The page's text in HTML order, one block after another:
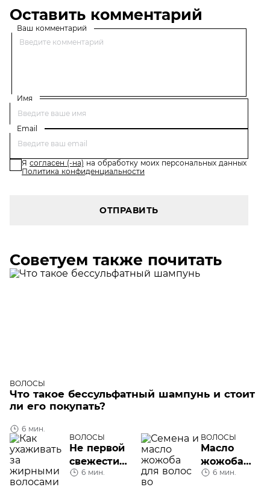
Оставить комментарий
Ваш комментарий
Имя
Email
Я согласен (-на) на обработку моих персональных данных
Политика конфиденциальности
ОТПРАВИТЬ
Советуем также почитать
ВОЛОСЫ
Что такое бессульфатный шампунь и стоит
ли его покупать?
6 мин.
ВОЛОСЫ
Не первой
свежести:
как6 мин.
ВОЛОСЫ
Масло
жожоба
для волос
6 мин.